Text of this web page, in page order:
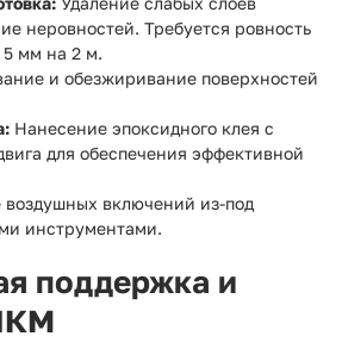
неровностей. Требуется ровность
5 мм на 2 м.
и обезжиривание поверхностей
Нанесение эпоксидного клея с
для обеспечения эффективной
воздушных включений из-под
инструментами.
поддержка и